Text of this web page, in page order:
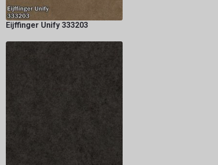
Eijffinger Unify 333203